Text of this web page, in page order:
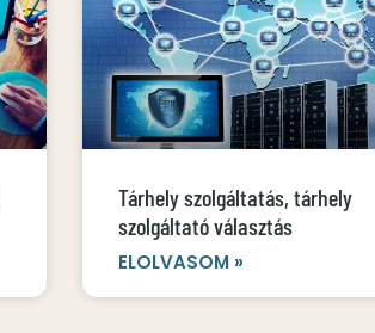
Tárhely szolgáltatás, tárhely
szolgáltató választás
ELOLVASOM »